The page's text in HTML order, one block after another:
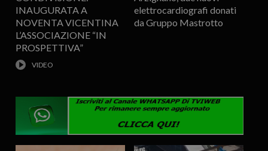
INAUGURATA A
NOVENTA VICENTINA
L’ASSOCIAZIONE “IN
PROSPETTIVA”
elettrocardiografi donati
da Gruppo Mastrotto